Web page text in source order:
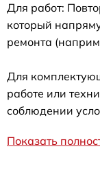
Для работ:
который
ремонта
Для
работе или
соблюдении
Показать